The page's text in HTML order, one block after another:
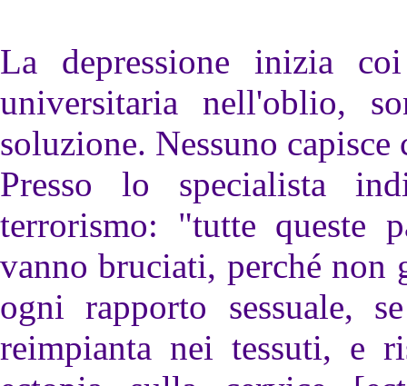
La depressione inizia
universitaria nell'oblio,
soluzione. Nessuno capisce
Presso lo specialista
terrorismo: "tutte queste
vanno bruciati, perché
ogni rapporto sessuale,
reimpianta nei tessuti, e